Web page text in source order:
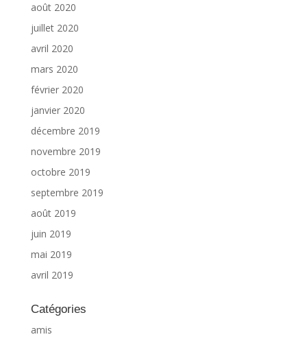
août 2020
juillet 2020
avril 2020
mars 2020
février 2020
janvier 2020
décembre 2019
novembre 2019
octobre 2019
septembre 2019
août 2019
juin 2019
mai 2019
avril 2019
Catégories
amis